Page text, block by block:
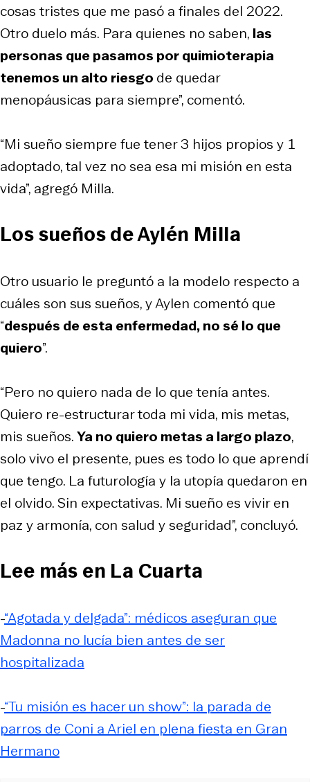
cosas tristes que me pasó a finales del 2022.
Otro duelo más. Para quienes no saben, las
personas que pasamos por quimioterapia
tenemos un alto riesgo de quedar
menopáusicas para siempre”, comentó.
“Mi sueño siempre fue tener 3 hijos propios y 1
adoptado, tal vez no sea esa mi misión en esta
vida”, agregó Milla.
Los sueños de Aylén Milla
Otro usuario le preguntó a la modelo respecto a
cuáles son sus sueños, y Aylen comentó que
“después de esta enfermedad, no sé lo que
quiero”.
“Pero no quiero nada de lo que tenía antes.
Quiero re-estructurar toda mi vida, mis metas,
mis sueños.Ya no quiero metas a largo plazo,
solo vivo el presente, pues es todo lo que aprendí
que tengo. La futurología y la utopía quedaron en
el olvido. Sin expectativas. Mi sueño es vivir en
paz y armonía, con salud y seguridad”, concluyó.
Lee más en La Cuarta
-“Agotada y delgada”: médicos aseguran que
Madonna no lucía bien antes de ser
hospitalizada
-“Tu misión es hacer un show”: la parada de
parros de Coni a Ariel en plena fiesta en Gran
Hermano